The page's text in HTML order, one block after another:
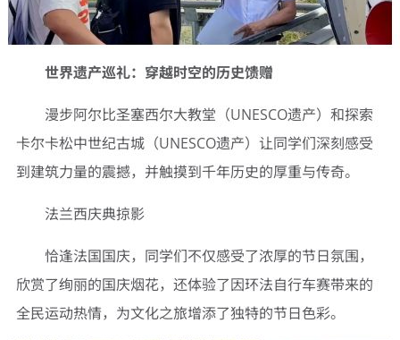
世界遗产巡礼：穿越时空的历史馈赠
漫步阿尔比圣塞西尔大教堂（UNESCO遗产）和探索
卡尔卡松中世纪古城（UNESCO遗产）让同学们深刻感受
到建筑力量的震撼，并触摸到千年历史的厚重与传奇。
法兰西庆典掠影
恰逢法国国庆，同学们不仅感受了浓厚的节日氛围，
欣赏了绚丽的国庆烟花，还体验了因环法自行车赛带来的
全民运动热情，为文化之旅增添了独特的节日色彩。